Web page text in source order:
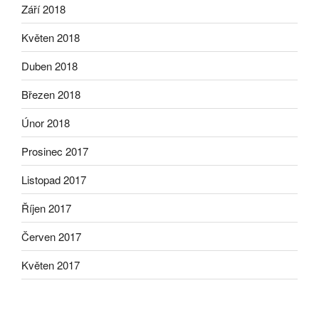
Září 2018
Květen 2018
Duben 2018
Březen 2018
Únor 2018
Prosinec 2017
Listopad 2017
Říjen 2017
Červen 2017
Květen 2017